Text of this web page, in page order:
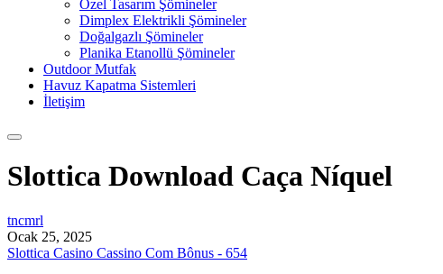
Özel Tasarım Şömineler
Dimplex Elektrikli Şömineler
Doğalgazlı Şömineler
Planika Etanollü Şömineler
Outdoor Mutfak
Havuz Kapatma Sistemleri
İletişim
Slottica Download Caça Níquel
tncmrl
Ocak 25, 2025
Slottica Casino Cassino Com Bônus - 654